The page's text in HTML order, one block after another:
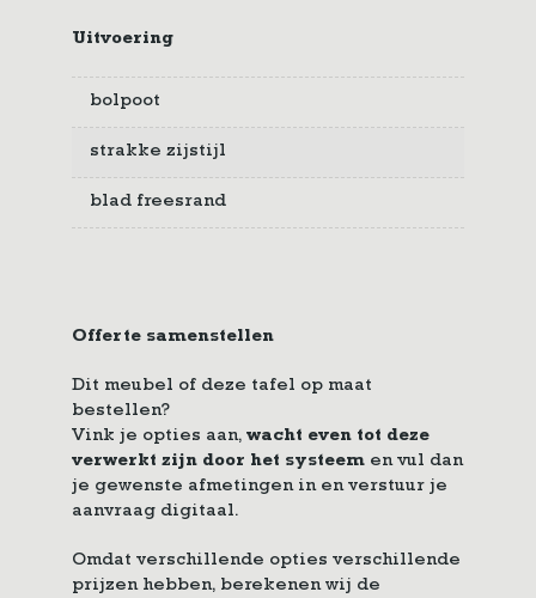
Uitvoering
bolpoot
strakke zijstijl
blad freesrand
Offerte samenstellen
Dit meubel of deze tafel op maat
bestellen?
Vink je opties aan, wacht even tot deze
verwerkt zijn door het systeem en vul dan
je gewenste afmetingen in en verstuur je
aanvraag digitaal.
Omdat verschillende opties verschillende
prijzen hebben, berekenen wij de